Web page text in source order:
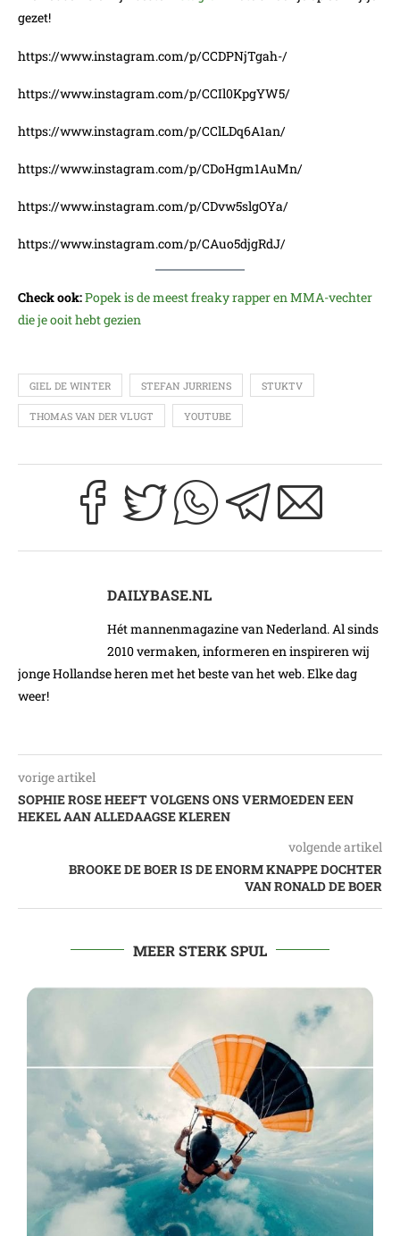
gezet!
https://www.instagram.com/p/CCDPNjTgah-/
https://www.instagram.com/p/CCIl0KpgYW5/
https://www.instagram.com/p/CClLDq6A1an/
https://www.instagram.com/p/CDoHgm1AuMn/
https://www.instagram.com/p/CDvw5slgOYa/
https://www.instagram.com/p/CAuo5djgRdJ/
Check ook:Popek is de meest freaky rapper en MMA-vechter
die je ooit hebt gezien
GIEL DE WINTER STEFAN JURRIENS STUKTV
THOMAS VAN DER VLUGT YOUTUBE
DAILYBASE.NL
Hét mannenmagazine van Nederland. Al sinds
2010 vermaken, informeren en inspireren wij
jonge Hollandse heren met het beste van het web. Elke dag
weer!
vorige artikel
SOPHIE ROSE HEEFT VOLGENS ONS VERMOEDEN EEN
HEKEL AAN ALLEDAAGSE KLEREN
volgende artikel
BROOKE DE BOER IS DE ENORM KNAPPE DOCHTER
VAN RONALD DE BOER
MEER STERK SPUL